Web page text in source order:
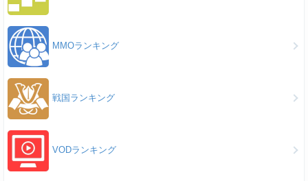
MMOランキング
戦国ランキング
VODランキング